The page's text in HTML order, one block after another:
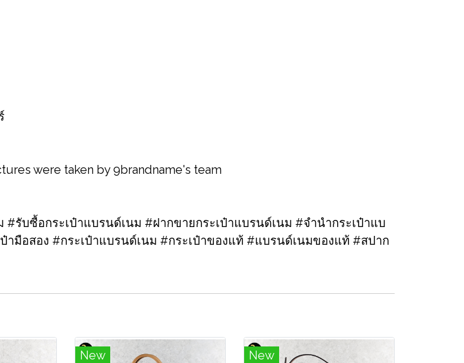
were taken by 9brandname's team
รับซื้อกระเป๋าแบรนด์เนม​ #ฝากขายกระเป๋าแบรนด์เนม​ #จำนำกระเป๋าแบ
ามือสอง​ #กระเป๋าแบรนด์เนม​ #กระเป๋าของแท้​ #แบรนด์เนมของแท้ #สปาก
New New